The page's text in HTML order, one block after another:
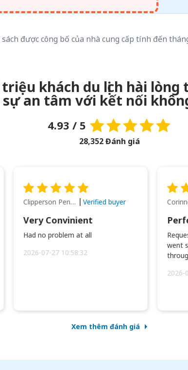
được công bố của nhà cung cấp tính đến
triệu khách du lịch hài lòng
an tâm với kết nối
4.93 / 5
28,352 Đánh giá
Clipperson Penilla Verified buyer
Very Convinient
Had no problem at all
2026-07-27 10:58:32
went
2026-
Xem thêm đánh giá